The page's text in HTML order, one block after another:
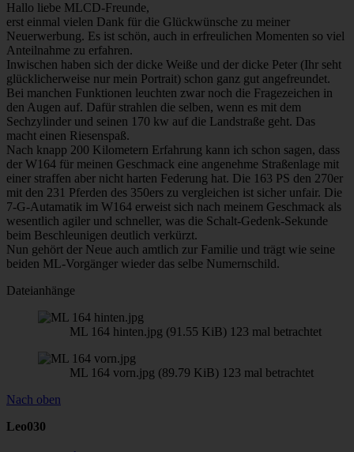
Hallo liebe MLCD-Freunde,
erst einmal vielen Dank für die Glückwünsche zu meiner
Neuerwerbung. Es ist schön, auch in erfreulichen Momenten so viel
Anteilnahme zu erfahren.
Inwischen haben sich der dicke Weiße und der dicke Peter (Ihr seht
glücklicherweise nur mein Portrait) schon ganz gut angefreundet.
Bei manchen Funktionen leuchten zwar noch die Fragezeichen in
den Augen auf. Dafür strahlen die selben, wenn es mit dem
Sechzylinder und seinen 170 kw auf die Landstraße geht. Das
macht einen Riesenspaß.
Nach knapp 200 Kilometern Erfahrung kann ich schon sagen, dass
der W164 für meinen Geschmack eine angenehme Straßenlage mit
einer straffen aber nicht harten Federung hat. Die 163 PS den 270er
mit den 231 Pferden des 350ers zu vergleichen ist sicher unfair. Die
7-G-Autamatik im W164 erweist sich nach meinem Geschmack als
wesentlich agiler und schneller, was die Schalt-Gedenk-Sekunde
beim Beschleunigen deutlich verkürzt.
Nun gehört der Neue auch amtlich zur Familie und trägt wie seine
beiden ML-Vorgänger wieder das selbe Numernschild.
Dateianhänge
ML 164 hinten.jpg (91.55 KiB) 123 mal betrachtet
ML 164 vorn.jpg (89.79 KiB) 123 mal betrachtet
Nach oben
Leo030